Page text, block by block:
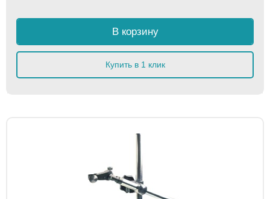
В корзину
Купить в 1 клик